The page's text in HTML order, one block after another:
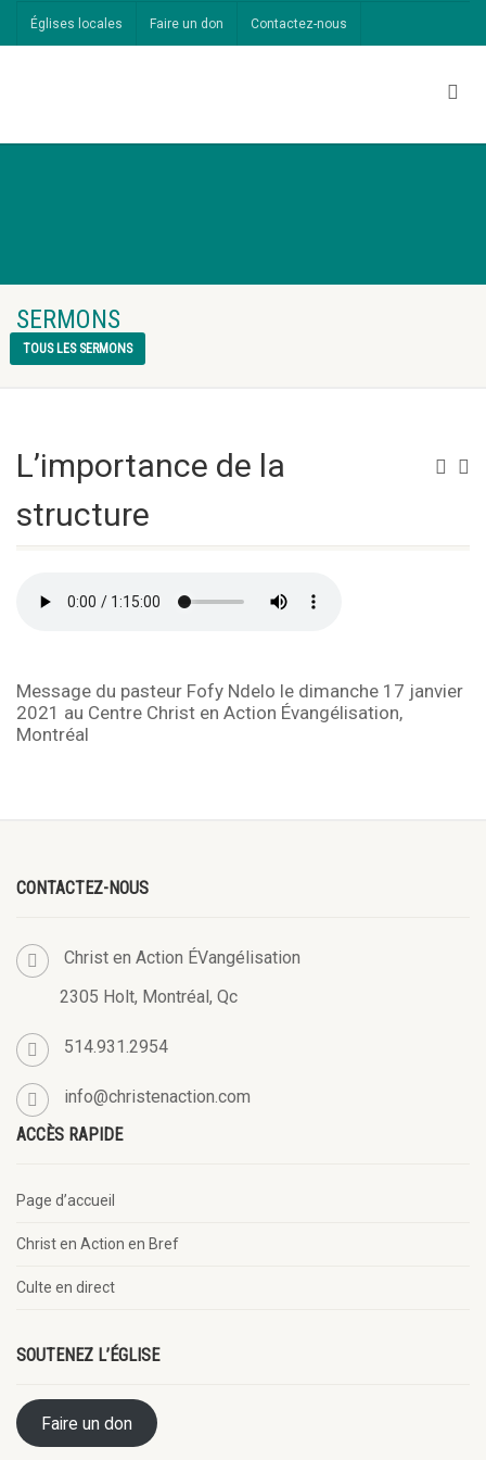
Églises locales Faire un don Contactez-nous
SERMONS
TOUS LES SERMONS
L’importance de la
structure
Message du pasteur Fofy Ndelo le dimanche 17 janvier
2021 au Centre Christ en Action Évangélisation,
Montréal
CONTACTEZ-NOUS
Christ en Action ÉVangélisation
2305 Holt, Montréal, Qc
514.931.2954
info@christenaction.com
ACCÈS RAPIDE
Page d’accueil
Christ en Action en Bref
Culte en direct
SOUTENEZ L’ÉGLISE
Faire un don